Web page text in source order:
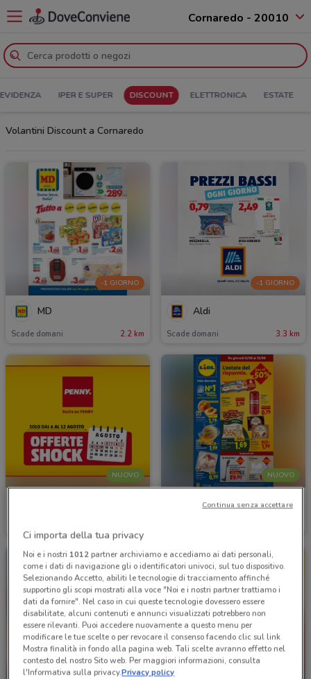
Cornaredo - 20010
IPER E SUPER DISCOUNT ELETTRONICA ESTATE
Volantini Discount a Cornaredo
-1 GIORNO
MD
Scade domani 2.2 km
-1 GIORNO
Aldi
Scade domani 3.3 km
NUOVO NUOVO
Lidl
-1 GIORNO
Ci importa della tua privacy
Noi e i nostri 1012partner archiviamo e accediamo ai dati personali,
come i dati di navigazione gli o identificatori univoci, sul tuo dispositivo.
Selezionando Accetto, abiliti le tecnologie di tracciamento affinché
supportino gli scopi mostrati alla voce "Noi e i nostri partner trattiamo i
dati da fornire". Nel caso in cui queste tecnologie dovessero essere
disabilitate, alcuni contenuti e annunci visualizzati potrebbero non
essere rilevanti. Puoi accedere nuovamente a questo menu per
modificare le tue scelte o per revocare il consenso facendo clic sul link
Mostra finalità in fondo alla pagina web. Tali scelte avranno effetto nel
contesto del nostro Sito web. Per maggiori informazioni, consulta
l'Informativa sulla privacy.Privacy policy
Continua senza accettare